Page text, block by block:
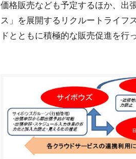
価格販売なども予定するほか、出
ス」を展開するリクルートライフ
ドとともに積極的な販売促進を行